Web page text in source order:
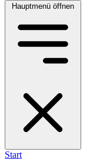
Hauptmenü öffnen
Start